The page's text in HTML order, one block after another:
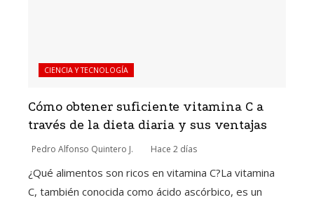
CIENCIA Y TECNOLOGÍA
Cómo obtener suficiente vitamina C a
través de la dieta diaria y sus ventajas
Pedro Alfonso Quintero J. Hace 2 días
¿Qué alimentos son ricos en vitamina C?La vitamina
C, también conocida como ácido ascórbico, es un